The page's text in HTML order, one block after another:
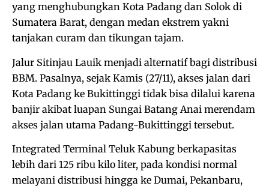
yang menghubungkan Kota Padang dan Solok di
Sumatera Barat, dengan medan ekstrem yakni
tanjakan curam dan tikungan tajam.
Jalur Sitinjau Lauik menjadi alternatif bagi distribusi
BBM. Pasalnya, sejak Kamis (27/11), akses jalan dari
Kota Padang ke Bukittinggi tidak bisa dilalui karena
banjir akibat luapan Sungai Batang Anai merendam
akses jalan utama Padang-Bukittinggi tersebut.
Integrated Terminal Teluk Kabung berkapasitas
lebih dari 125 ribu kilo liter, pada kondisi normal
melayani distribusi hingga ke Dumai, Pekanbaru,